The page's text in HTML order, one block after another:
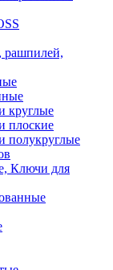
рашпилей,
круглые
плоские
полукруглые
Ключи для